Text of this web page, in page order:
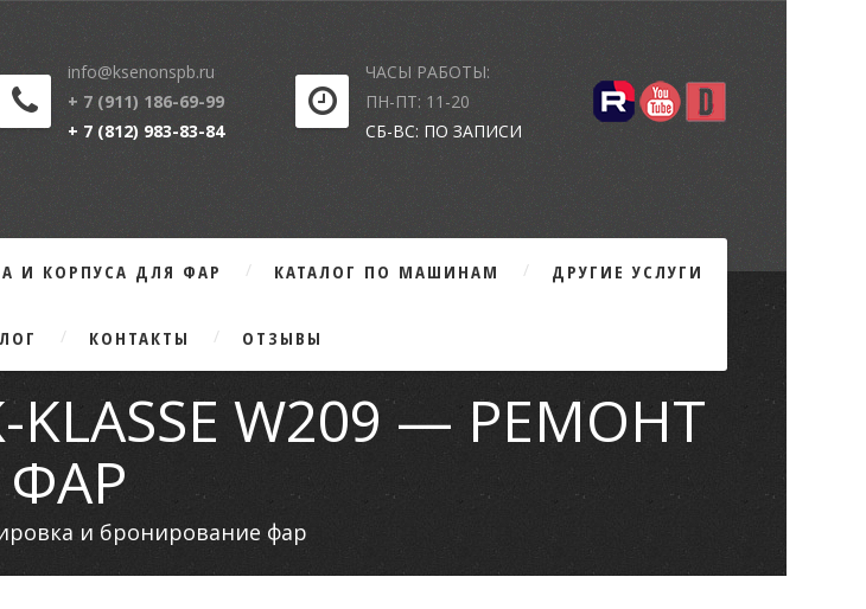
info@ksenonspb.ru
+ 7 (911) 186-69-99
+ 7 (812) 983-83-84
ЧАСЫ РАБОТЫ:
ПН-ПТ: 11-20
СБ-ВС: ПО ЗАПИСИ
И КОРПУСА ДЛЯ ФАР КАТАЛОГ ПО МАШИНАМ ДРУГИЕ УСЛУГИ
КОНТАКТЫ ОТЗЫВЫ
KLASSE W209 — РЕМОНТ
ФАР
и бронирование фар